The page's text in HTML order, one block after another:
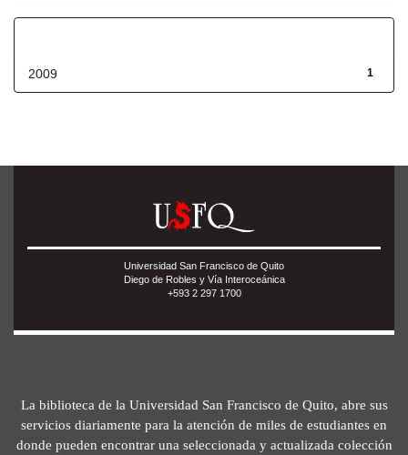
1
2009
Universidad San Francisco de Quito
Diego de Robles y Vía Interoceánica
+593 2 297 1700
La biblioteca de la Universidad San Francisco de Quito, abre sus
servicios diariamente para la atención de miles de estudiantes en
donde pueden encontrar una seleccionada y actualizada colección